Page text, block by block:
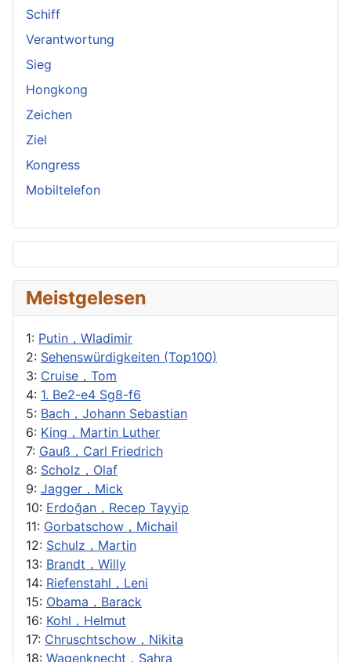
Schiff
Verantwortung
Sieg
Hongkong
Zeichen
Ziel
Kongress
Mobiltelefon
Meistgelesen
1: Putin，Wladimir
2: Sehenswürdigkeiten (Top100)
3: Cruise，Tom
4: 1. Be2-e4 Sg8-f6
5: Bach，Johann Sebastian
6: King，Martin Luther
7: Gauß，Carl Friedrich
8: Scholz，Olaf
9: Jagger，Mick
10: Erdoğan，Recep Tayyip
11: Gorbatschow，Michail
12: Schulz，Martin
13: Brandt，Willy
14: Riefenstahl，Leni
15: Obama，Barack
16: Kohl，Helmut
17: Chruschtschow，Nikita
18: Wagenknecht，Sahra